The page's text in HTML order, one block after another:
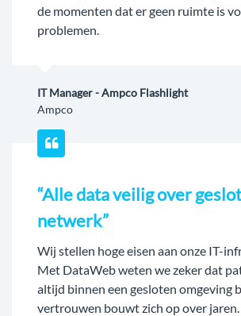
de momenten dat er geen ruimte is
problemen.
IT Manager - Ampco Flashlight
Ampco
“Alle data veilig over
netwerk”
Wij stellen hoge eisen aan onze IT-
Met DataWeb weten we zeker dat
altijd binnen een gesloten omgeving
vertrouwen bouwt zich op over jaren.